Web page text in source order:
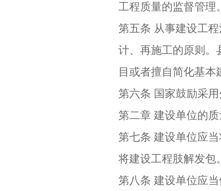
工程质量的监督管理
第五条 从事建设工
计、再施工的原则。
目或者擅自简化基本
第六条 国家鼓励采
第二章 建设单位的
第七条 建设单位应
将建设工程肢解发包
第八条 建设单位应